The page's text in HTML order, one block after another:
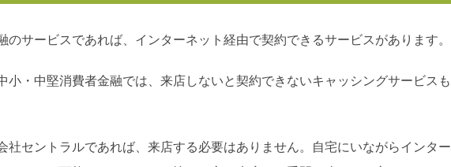
のサービスであれば、インターネット経由で契約できるサービスがあります。
小・中堅消費者金融では、来店しないと契約できないキャッシングサービスも
社セントラルであれば、来店する必要はありません。自宅にいながらインター